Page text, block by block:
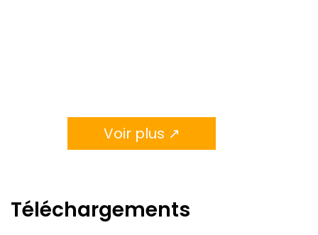
Voir plus ↗
Téléchargements